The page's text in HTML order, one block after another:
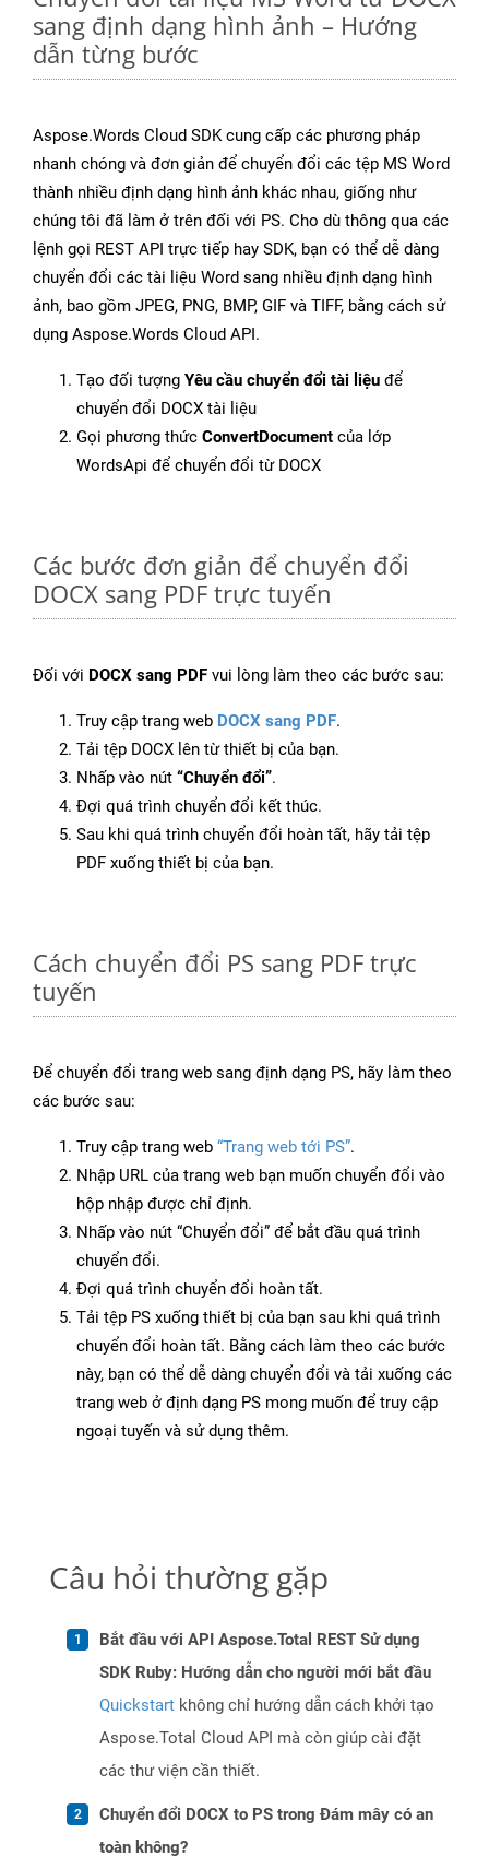
sang định dạng hình ảnh – Hướng
dẫn từng bước
Aspose.Words Cloud SDK cung cấp các phương pháp
nhanh chóng và đơn giản để chuyển đổi các tệp MS Word
thành nhiều định dạng hình ảnh khác nhau, giống như
chúng tôi đã làm ở trên đối với PS. Cho dù thông qua các
lệnh gọi REST API trực tiếp hay SDK, bạn có thể dễ dàng
chuyển đổi các tài liệu Word sang nhiều định dạng hình
ảnh, bao gồm JPEG, PNG, BMP, GIF và TIFF, bằng cách sử
dụng Aspose.Words Cloud API.
Tạo đối tượng Yêu cầu chuyển đổi tài liệu để
chuyển đổi DOCX tài liệu
Gọi phương thức ConvertDocument của lớp
WordsApi để chuyển đổi từ DOCX
Các bước đơn giản để chuyển đổi
DOCX sang PDF trực tuyến
Đối với DOCX sang PDF vui lòng làm theo các bước sau:
Truy cập trang web DOCX sang PDF.
Tải tệp DOCX lên từ thiết bị của bạn.
Nhấp vào nút “Chuyển đổi”.
Đợi quá trình chuyển đổi kết thúc.
Sau khi quá trình chuyển đổi hoàn tất, hãy tải tệp
PDF xuống thiết bị của bạn.
Cách chuyển đổi PS sang PDF trực
tuyến
Để chuyển đổi trang web sang định dạng PS, hãy làm theo
các bước sau:
Truy cập trang web “Trang web tới PS”.
Nhập URL của trang web bạn muốn chuyển đổi vào
hộp nhập được chỉ định.
Nhấp vào nút “Chuyển đổi” để bắt đầu quá trình
chuyển đổi.
Đợi quá trình chuyển đổi hoàn tất.
Tải tệp PS xuống thiết bị của bạn sau khi quá trình
chuyển đổi hoàn tất. Bằng cách làm theo các bước
này, bạn có thể dễ dàng chuyển đổi và tải xuống các
trang web ở định dạng PS mong muốn để truy cập
ngoại tuyến và sử dụng thêm.
Câu hỏi thường gặp
Bắt đầu với API Aspose.Total REST Sử dụng
SDK Ruby: Hướng dẫn cho người mới bắt đầu
Quickstart không chỉ hướng dẫn cách khởi tạo
Aspose.Total Cloud API mà còn giúp cài đặt
các thư viện cần thiết.
Chuyển đổi DOCX to PS trong Đám mây có an
toàn không?